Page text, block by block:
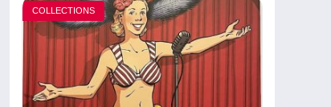
COLLECTIONS